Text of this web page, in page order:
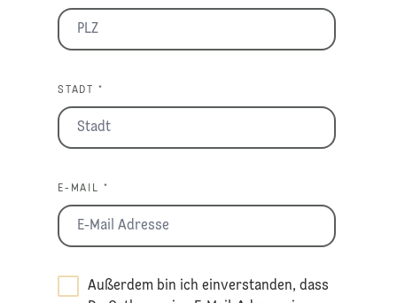
STADT *
E-MAIL *
Außerdem bin ich einverstanden, dass